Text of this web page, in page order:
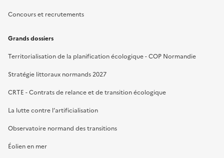
Concours et recrutements
Grands dossiers
Territorialisation de la planification écologique - COP Normandie
Stratégie littoraux normands 2027
CRTE - Contrats de relance et de transition écologique
La lutte contre l’artificialisation
Observatoire normand des transitions
Éolien en mer